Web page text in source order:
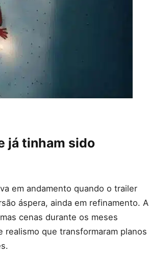
já tinham sido
em andamento quando o trailer
áspera, ainda em refinamento. A
cenas durante os meses
que transformaram planos